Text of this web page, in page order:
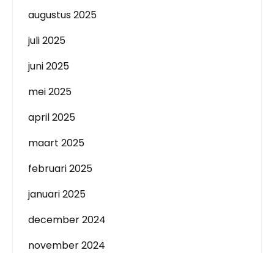
augustus 2025
juli 2025
juni 2025
mei 2025
april 2025
maart 2025
februari 2025
januari 2025
december 2024
november 2024